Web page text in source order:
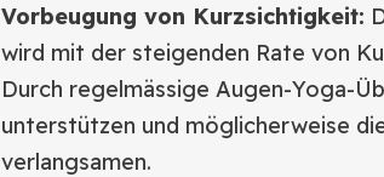
Vorbeugung von Kurzsichtigkeit:
wird mit der steigenden Rate von
Durch regelmässige Augen-Yoga-
unterstützen und möglicherweise
verlangsamen.